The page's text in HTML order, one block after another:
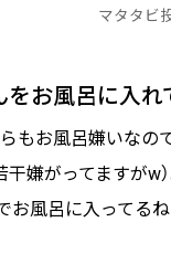
マタタビ
をお風呂に入れ
もお風呂嫌いなの
嫌がってますがw）
お風呂に入ってる